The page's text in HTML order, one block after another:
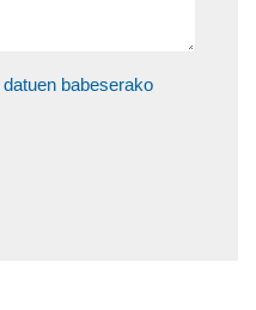
datuen babeserako